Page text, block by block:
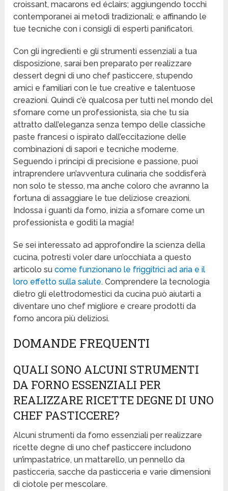
croissant, macarons ed éclairs; aggiungendo tocchi
contemporanei ai metodi tradizionali; e affinando le
tue tecniche con i consigli di esperti panificatori.
Con gli ingredienti e gli strumenti essenziali a tua
disposizione, sarai ben preparato per realizzare
dessert degni di uno chef pasticcere, stupendo
amici e familiari con le tue creative e talentuose
creazioni. Quindi c’è qualcosa per tutti nel mondo del
sfornare come un professionista, sia che tu sia
attratto dall’eleganza senza tempo delle classiche
paste francesi o ispirato dall’eccitazione delle
combinazioni di sapori e tecniche moderne.
Seguendo i principi di precisione e passione, puoi
intraprendere un’avventura culinaria che soddisferà
non solo te stesso, ma anche coloro che avranno la
fortuna di assaggiare le tue deliziose creazioni.
Indossa i guanti da forno, inizia a sfornare come un
professionista e goditi la magia!
Se sei interessato ad approfondire la scienza della
cucina, potresti voler dare un’occhiata a questo
articolo sucome funzionano le friggitrici ad aria e il
loro effetto sulla salute. Comprendere la tecnologia
dietro gli elettrodomestici da cucina può aiutarti a
diventare uno chef migliore e creare prodotti da
forno ancora più deliziosi.
DOMANDE FREQUENTI
QUALI SONO ALCUNI STRUMENTI
DA FORNO ESSENZIALI PER
REALIZZARE RICETTE DEGNE DI UNO
CHEF PASTICCERE?
Alcuni strumenti da forno essenziali per realizzare
ricette degne di uno chef pasticcere includono
un’impastatrice, un mattarello, un pennello da
pasticceria, sacche da pasticceria e varie dimensioni
di ciotole per mescolare.